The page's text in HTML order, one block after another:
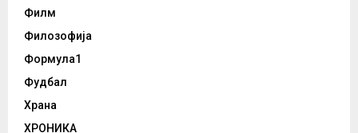
Филм
Филозофија
Формула1
Фудбал
Храна
ХРОНИКА